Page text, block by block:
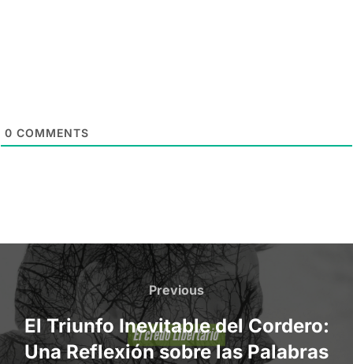
0 COMMENTS
Post
navigation
Previous
Previous
El Triunfo Inevitable del Cordero:
Una Reflexión sobre las Palabras